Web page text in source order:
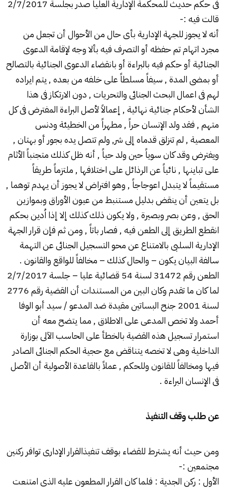
فى حكم حديث للمحكمة الإدارية العليا صدر بجلسة 2/7/2017
قالت فيه :-
أنه لا يجوز للجهة الإدارية بأى حال من الأحوال أن تجعل من
مجرد اتهام تم حفظه أو التصرف فيه بألا وجه لإقامة الدعوى
الجنائية أو حكم فيه بالبراءة أو بانقضاء الدعوى الجنائية بالتصالح
أو بمضى المدة , سيفاً مسلطاً على خلفه من بعده , يتم ايراده
لهم فى اعمال البحث الجنائى والتحريات , دون الارتكاز فى هذا
الشأن لأحكام جنائية نهائية , إعمالاً لأصل البراءة المفترض فى كل
متهم , فقد ولد الإنسان حراً , مطهراً من الخطيئة ودنس
المعصية , لم تنزلق قدماه إلى شر, ولم تتصل يده بجور أو بهتان ,
ويفترض وقد كان سوياً حين ولد حياً , أنه ظل كذلك متجنباً الأثام
على تباينها , نائياً عن الرذائل على اختلافها , ملتزماً طريقاً
مستقيماً لا يتبدل اعوجاجاً , وهو افتراض لا يجوز أن يهدم توهما ,
بل يتعين أن ينقض بدليل مستنبط من عيون الأوراق وبموازين
الحق , وعن بصر وبصيرة , ولا يكون ذلك كذلك إلا إذا اُدين بحكم
انقطع الطريق إلى الطعن فيه , فصار باتاً , ومن ثم فإن قرار الجهة
الإدارية السلبى بالامتناع عن محو التسجيل الجنائى عن التهمة
سالفة البيان يكون – والحال كذلك – مخالفاً للواقع والقانون .
الطعن رقم 31472 لسنة 54 قضائية عليا – جلسة 2/7/2017
لما كان ما تقدم وكان البين من المستندات أن القضية رقم 2776
لسنة 2001 جنح البساتين مقيدة ضد المدعو / سيد أبو الوفا
أحمد ولا تخص المدعى على الاطلاق , مما يتضح معه أن
استمرار تسجيل هذه القضية بالخطأ على الحاسب الآلى بوزارة
الداخلية وهى لا تخصه يتناقض مع حجية الحكم الجنائى الصادر
فيها ومخالفاً للقانون وللحكم , عملاً بالقاعدة الأصولية أن الأصل
فى الإنسان البراءة .
عن طلب وقف التنفيذ
ومن حيث أنه يشترط للقضاء بوقف تنفيذالقرار الإدارىتوافر ركنين
مجتمعين :-
الأول : ركن الجدية : فلما كان القرار المطعون عليه الذى امتنعت